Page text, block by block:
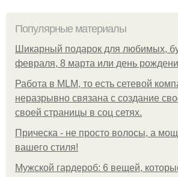
Популярные материалы
Шикарный подарок для любимых,
февраля, 8 марта или день
Работа в MLM, то есть сетевой
неразрывно связана с создание
своей страницы в соц сетях.
Прическа - не просто волосы, а
вашего стиля!
Мужской гардероб: 6 вещей,